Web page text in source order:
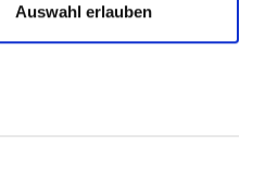
Auswahl erlauben